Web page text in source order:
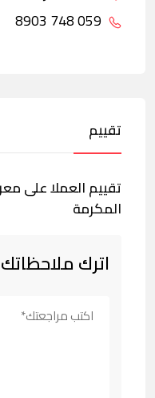
تقييم
تقييم العملا على
المكرمة
اترك